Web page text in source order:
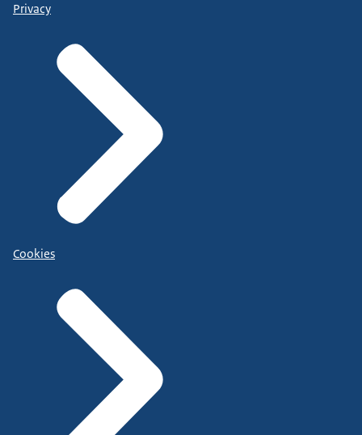
Privacy
Cookies